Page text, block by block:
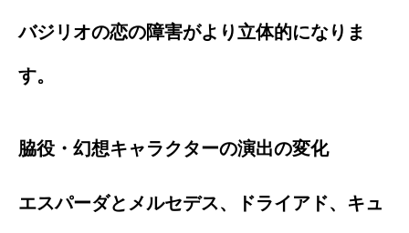
バジリオの恋の障害がより立体的になりま
す。
脇役・幻想キャラクターの演出の変化
エスパーダとメルセデス、ドライアド、キュ